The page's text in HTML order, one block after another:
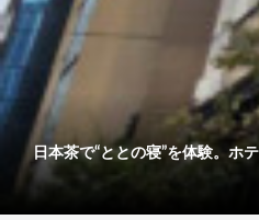
日本茶で“ととの寝”を体験。ホ